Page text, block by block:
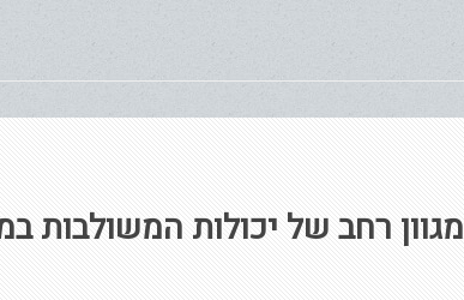
מגוון רחב של יכולות המשולבות